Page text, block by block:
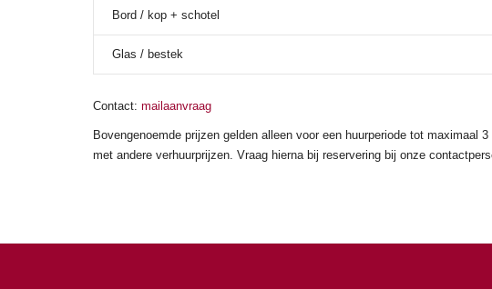
Bord / kop + schotel
Glas / bestek
Contact: mailaanvraag
Bovengenoemde prijzen gelden alleen voor een huurperiode tot maximaal
met andere verhuurprijzen. Vraag hierna bij reservering bij onze